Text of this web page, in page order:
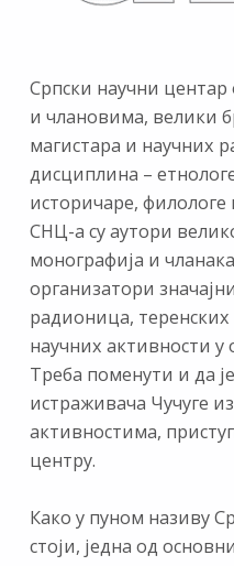
Српски научни
и члановима, велики
магистара и научних
дисциплина –
историчаре,
СНЦ-а су аутори
монографија и
организатори
радионица,
научних активности у
Треба поменути и да
истраживача Чучуге
активностима,
центру.
Како у пуном називу
стоји, једна од